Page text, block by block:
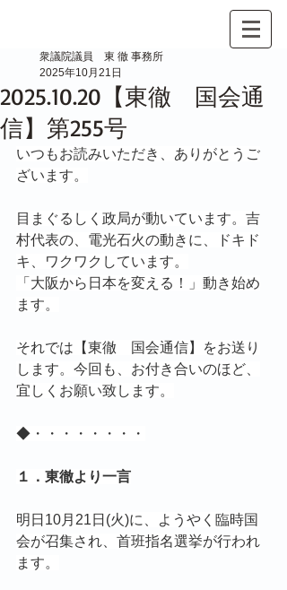
2025.10.20【東徹 国会通
信】第255号
衆議院議員 東 徹 事務所
2025年10月21日
いつもお読みいただき、ありがとうご
ざいます。
目まぐるしく政局が動いています。吉
村代表の、電光石火の動きに、ドキド
キ、ワクワクしています。
「大阪から日本を変える！」動き始め
ます。
それでは【東徹　国会通信】をお送り
します。今回も、お付き合いのほど、
宜しくお願い致します。
◆・・・・・・・・
１．東徹より一言
明日10月21日(火)に、ようやく臨時国
会が召集され、首班指名選挙が行われ
ます。